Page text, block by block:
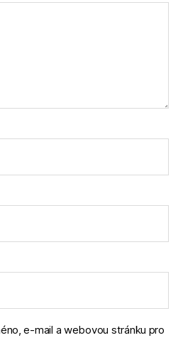
e-mail a webovou stránku pro